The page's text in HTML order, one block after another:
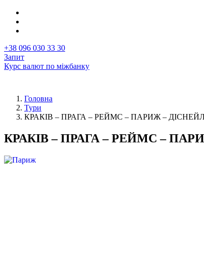
+38 096 030 33 30
Запит
Курс валют по міжбанку
Рядок
Головна
Тури
КРАКІВ – ПРАГА – РЕЙМС – ПАРИЖ –
КРАКІВ – ПРАГА – РЕЙМС –